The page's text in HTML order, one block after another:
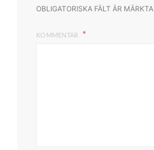
OBLIGATORISKA FÄLT ÄR MÄRKTA
KOMMENTAR